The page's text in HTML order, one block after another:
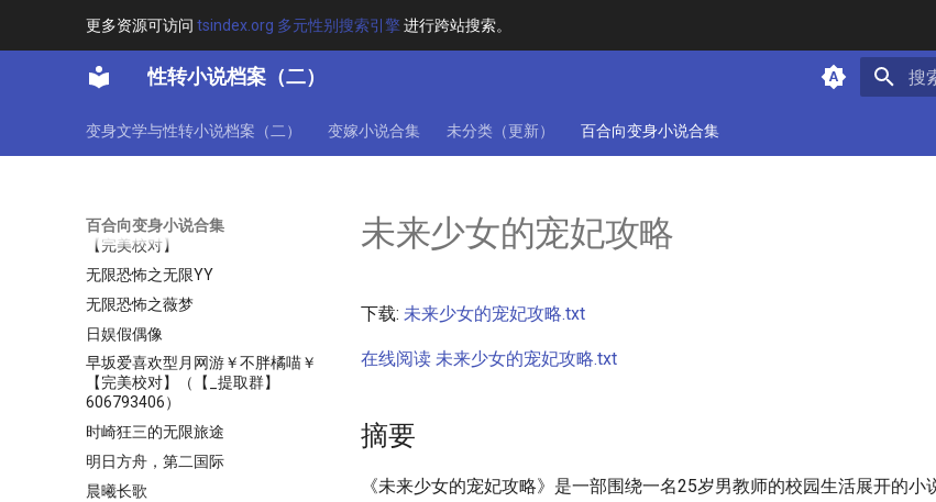
更多资源可访问 tsindex.org 多元性别搜索引擎进行跨站搜索。
性转小说档案（二）
变身文学与性转小说档案（二） 变嫁小说合集 未分类（更新） 百合向变身小说合集
百合向变身小说合集
新垣绫濑绝不会被轻易柴刀
新白蛇问仙
旅行在二次元
无敌萝莉
无限之螳螂虾的游戏￥流云随月￥
【完美校对】
无限恐怖之无限YY
无限恐怖之薇梦
日娱假偶像
早坂爱喜欢型月网游￥不胖橘喵￥
【完美校对】（【_提取群】
606793406）
时崎狂三的无限旅途
明日方舟，第二国际
晨曦长歌
未来少女的宠妃攻略
下载: 未来少女的宠妃攻略.txt
在线阅读 未来少女的宠妃攻略.txt
摘要
《未来少女的宠妃攻略》是一部围绕一名25岁男教师的校园生活展开的小